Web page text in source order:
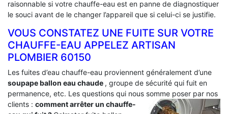
raisonnable si votre chauffe-eau est en panne de diagnostiquer
le souci avant de le changer l’appareil que si celui-ci se justifie.
VOUS CONSTATEZ UNE FUITE SUR VOTRE
CHAUFFE-EAU APPELEZ ARTISAN
PLOMBIER 60150
Les fuites d’eau chauffe-eau proviennent généralement d’une
soupape ballon eau chaude , groupe de sécurité qui fuit en
permanence, etc. Les questions qui nous somme poser par nos
clients : comment arrêter un chauffe-